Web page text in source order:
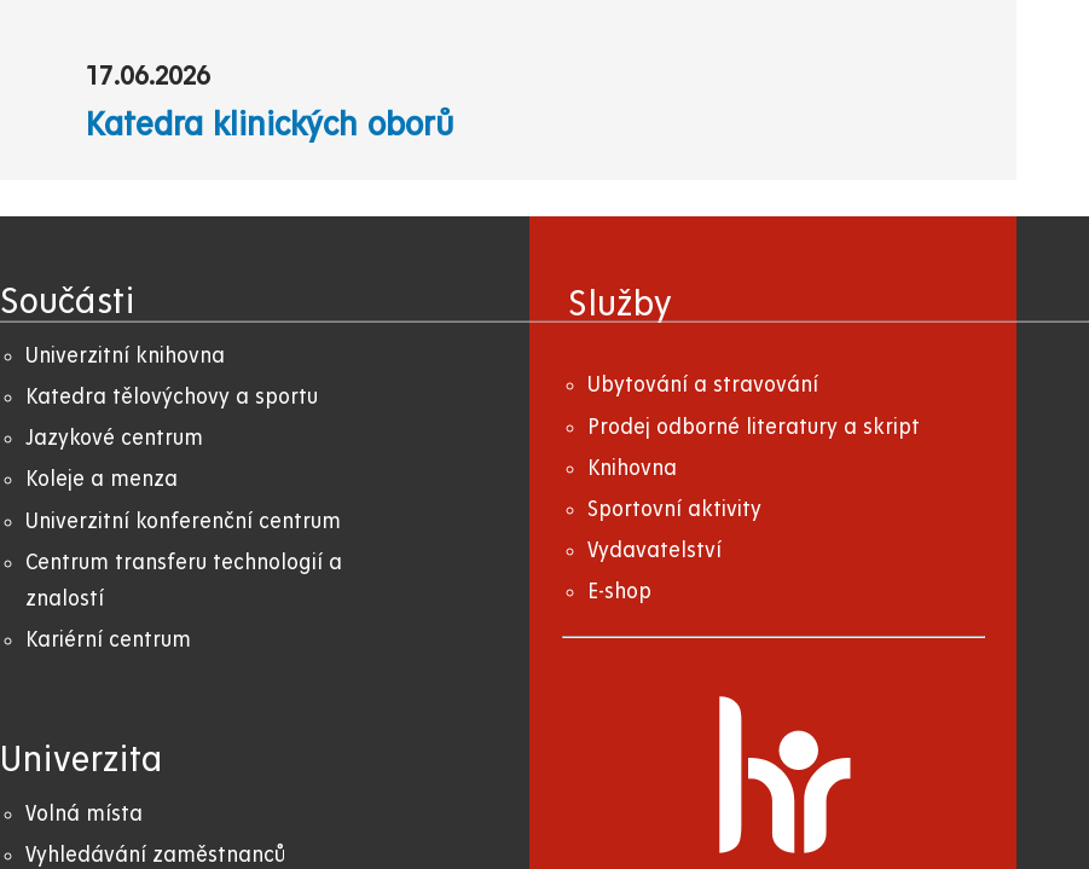
17.06.2026
Katedra klinických oborů
Součásti
Univerzitní knihovna
Katedra tělovýchovy a sportu
Jazykové centrum
Koleje a menza
Univerzitní konferenční centrum
Centrum transferu technologií a
znalostí
Kariérní centrum
Univerzita
Volná místa
Vyhledávání zaměstnanců
Služby
Ubytování a stravování
Prodej odborné literatury a skript
Knihovna
Sportovní aktivity
Vydavatelství
E-shop